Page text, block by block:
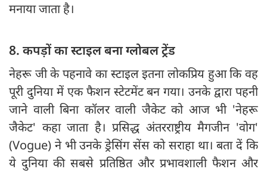
मनाया जाता है।
8. कपड़ों का स्टाइल बना ग्लोबल ट्रेंड
नेहरू जी के पहनावे का स्टाइल इतना लोकप्रिय हुआ कि वह
पूरी दुनिया में एक फैशन स्टेटमेंट बन गया। उनके द्वारा पहनी
जाने वाली बिना कॉलर वाली जैकेट को आज भी 'नेहरू
जैकेट' कहा जाता है। प्रसिद्ध अंतरराष्ट्रीय मैगजीन 'वोग'
(Vogue) ने भी उनके ड्रेसिंग सेंस को सराहा था। बता दें कि
ये दुनिया की सबसे प्रतिष्ठित और प्रभावशाली फैशन और